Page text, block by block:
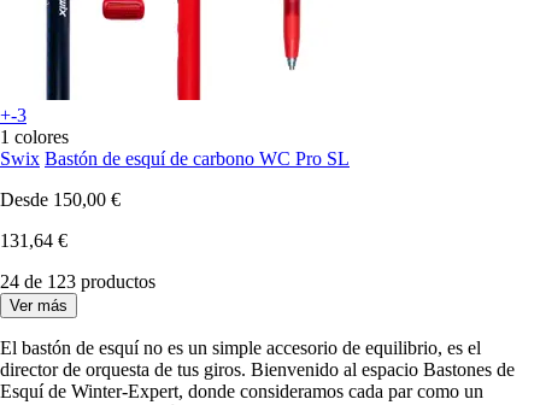
+-3
1 colores
Swix Bastón de esquí de carbono WC Pro SL
Desde 150,00 €
131,64 €
24 de 123 productos
Ver más
El bastón de esquí no es un simple accesorio de equilibrio, es el
director de orquesta de tus giros. Bienvenido al espacio Bastones de
Esquí de Winter-Expert, donde consideramos cada par como un